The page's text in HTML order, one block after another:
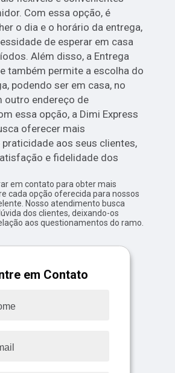
Com essa opção, é
o dia e o horário da entrega,
de esperar em casa
Além disso, a Entrega
também permite a escolha do
podendo ser em casa, no
outro endereço de
essa opção, a Dimi Express
oferecer mais
aos seus clientes,
e fidelidade dos
em contato para obter mais
cada opção oferecida para nossos
Nosso atendimento busca
dos clientes, deixando-os
aos questionamentos do ramo.
em Contato